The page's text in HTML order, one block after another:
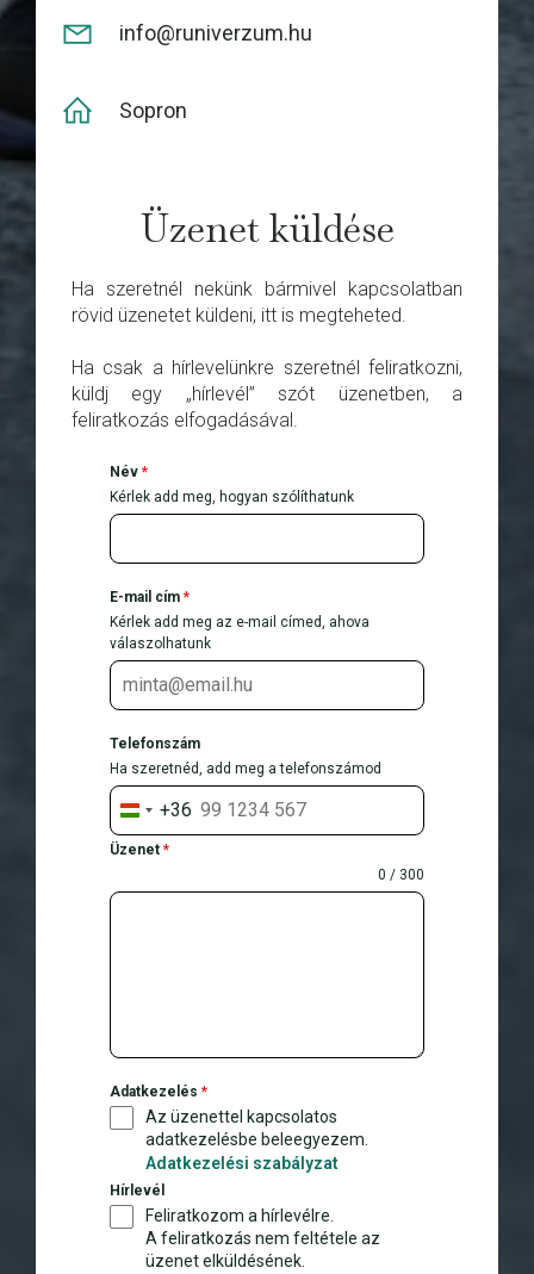
info@runiverzum.hu
Sopron
Üzenet küldése
Ha szeretnél nekünk bármivel kapcsolatban
rövid üzenetet küldeni, itt is megteheted.
Ha csak a hírlevelünkre szeretnél feliratkozni,
küldj egy „hírlevél” szót üzenetben, a
feliratkozás elfogadásával.
Név *
Kérlek add meg, hogyan szólíthatunk
E-mail cím *
Kérlek add meg az e-mail címed, ahova
válaszolhatunk
Telefonszám
Ha szeretnéd, add meg a telefonszámod
H
u
g
6
+36
Üzenet *
0 / 300
Adatkezelés *
Az üzenettel kapcsolatos
adatkezelésbe beleegyezem.
Adatkezelési szabályzat
Hírlevél
Feliratkozom a hírlevélre.
A feliratkozás nem feltétele az
üzenet elküldésének.